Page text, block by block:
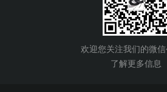
欢迎您关注我们的微
了解更多信息